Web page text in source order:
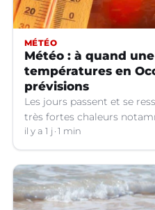
MÉTÉO
Météo : à quand
températures en
prévisions
Les jours passent et se
très fortes chaleurs
Jusqu’à quand ?
il y a 1 j 1 min